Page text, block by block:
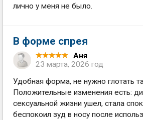
лично у меня не было.
В форме спрея
Аня
23 марта, 2026 год
Удобная форма, не нужно глотать
Положительные изменения есть:
сексуальной жизни ушел, стала
беспокоил зуд в носу после